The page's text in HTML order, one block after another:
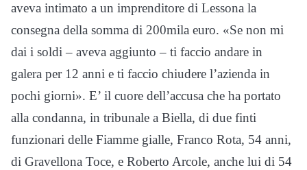
aveva intimato a un imprenditore di Lessona la
consegna della somma di 200mila euro. «Se non mi
dai i soldi – aveva aggiunto – ti faccio andare in
galera per 12 anni e ti faccio chiudere l’azienda in
pochi giorni». E’ il cuore dell’accusa che ha portato
alla condanna, in tribunale a Biella, di due finti
funzionari delle Fiamme gialle, Franco Rota, 54 anni,
di Gravellona Toce, e Roberto Arcole, anche lui di 54